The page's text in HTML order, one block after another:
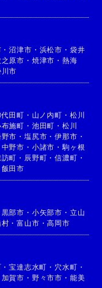
・沼津市 ・ 浜松市 ・ 袋井
之原市 ・ 焼津市 ・ 熱海
川市
代田町 ・ 山ノ内町 ・ 松川
布施町 ・ 池田町 ・ 松川
市 ・ 塩尻市 ・伊那市 ・
中野市 ・ 小諸市 ・ 駒ヶ根
町 ・ 辰野町 ・信濃町 ・
飯田市
黒部市 ・ 小矢部市 ・ 立山
村 ・富山市 ・高岡市
・宝達志水町 ・ 穴水町 ・
加賀市 ・ 野々市市 ・ 能美